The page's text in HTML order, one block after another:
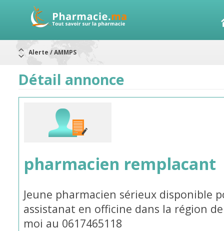
Aureomycine ophtalmique : Rappel de lots
RAPPELS DE LOTS
Rappel de lots : ANTITOXINE TÉTANIQUE 1500.
Détail annonce
pharmacien remplacant
Jeune pharmacien sérieux disponible
assistanat en officine dans la région
moi au 0617465118